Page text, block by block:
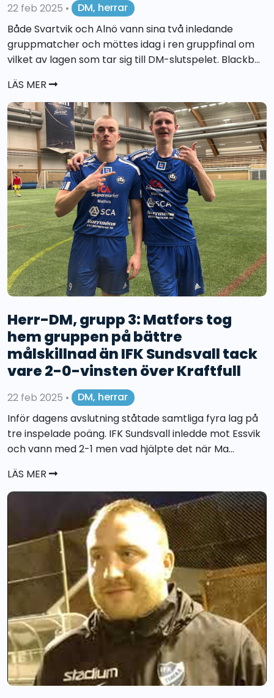
22 feb 2025 •
DM, herrar
Både Svartvik och Alnö vann sina två inledande
gruppmatcher och möttes idag i ren gruppfinal om
vilket av lagen som tar sig till DM-slutspelet. Blackb...
LÄS MER
Herr-DM, grupp 3: Matfors tog
hem gruppen på bättre
målskillnad än IFK Sundsvall tack
vare 2-0-vinsten över Kraftfull
22 feb 2025 •
DM, herrar
Inför dagens avslutning ståtade samtliga fyra lag på
tre inspelade poäng. IFK Sundsvall inledde mot Essvik
och vann med 2-1 men vad hjälpte det när Ma...
LÄS MER